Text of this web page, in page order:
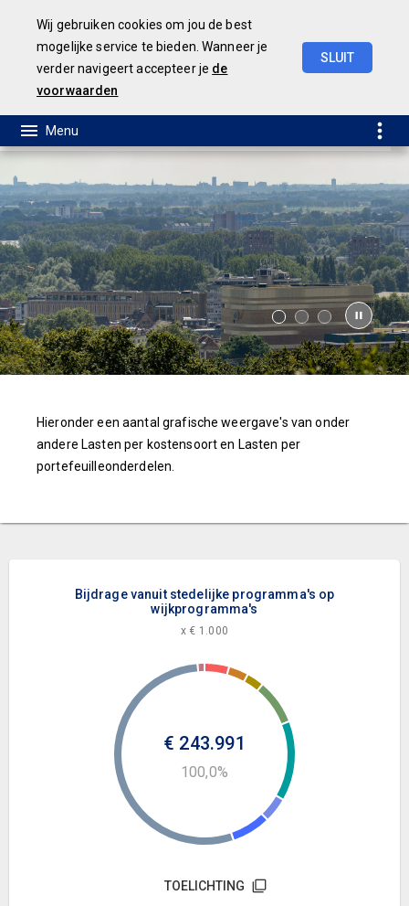
Wij gebruiken cookies om jou de best
mogelijke service te bieden. Wanneer je
verder navigeert accepteer je de
voorwaarden
SLUIT
Hieronder een aantal grafische weergave's van onder
andere Lasten per kostensoort en Lasten per
portefeuilleonderdelen.
Bijdrage vanuit stedelijke programma's op
wijkprogramma's
x € 1.000
€ 243.991
100,0%
TOELICHTING